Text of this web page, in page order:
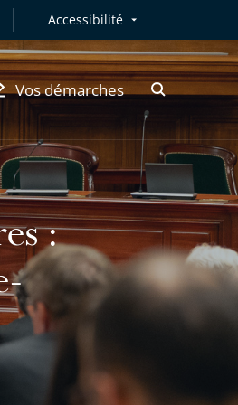
Accessibilité
Vos démarches
Ouvrir
modale
de
recherche
: